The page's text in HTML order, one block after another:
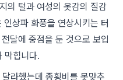
의 털과 여성의 옷감의 질감
상파 화풍을 연상시키는 터
달에 중점을 둔 것으로 보입
막힙니다.
라했는데 종횡비를 못맞추